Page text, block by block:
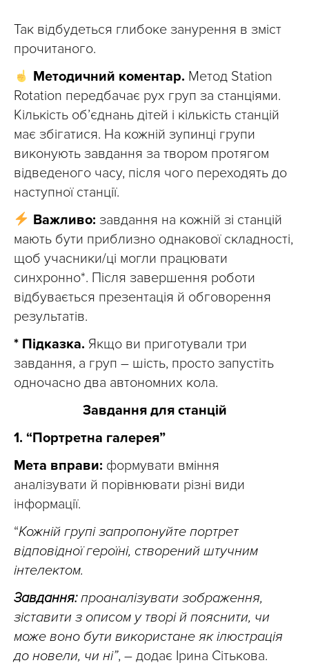
Так відбудеться глибоке занурення в зміст
прочитаного.
Методичний коментар. Метод Station
Rotation передбачає рух груп за станціями.
Кількість об’єднань дітей і кількість станцій
має збігатися. На кожній зупинці групи
виконують завдання за твором протягом
відведеного часу, після чого переходять до
наступної станції.
Важливо: завдання на кожній зі станцій
мають бути приблизно однакової складності,
щоб учасники/ці могли працювати
синхронно*. Після завершення роботи
відбувається презентація й обговорення
результатів.
* Підказка. Якщо ви приготували три
завдання, а груп – шість, просто запустіть
одночасно два автономних кола.
Завдання для станцій
1. “Портретна галерея”
Мета вправи: формувати вміння
аналізувати й порівнювати різні види
інформації.
“Кожній групі запропонуйте портрет
відповідної героїні, створений штучним
інтелектом.
Завдання:проаналізувати зображення,
зіставити з описом у творі й пояснити, чи
може воно бути використане як ілюстрація
до новели, чи ні”, – додає Ірина Сітькова.